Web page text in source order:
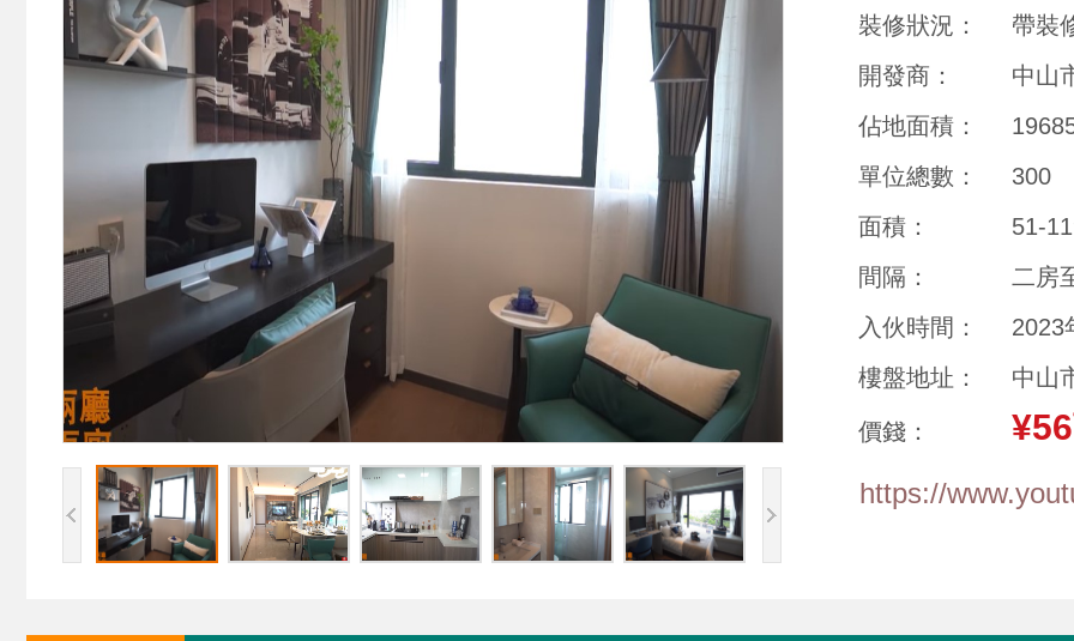
裝修狀況：
帶裝
開發商：
中山
佔地面積：
單位總數：
300
面積：
51-
間隔：
二房
入伙時間：
2023
樓盤地址：
中山
價錢：
https://